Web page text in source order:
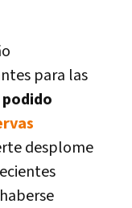
para las
podido
desplome